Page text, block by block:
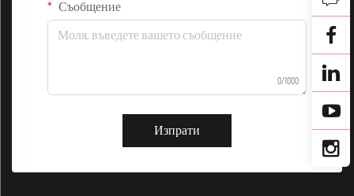
Съобщение
0/1000
Изпрати